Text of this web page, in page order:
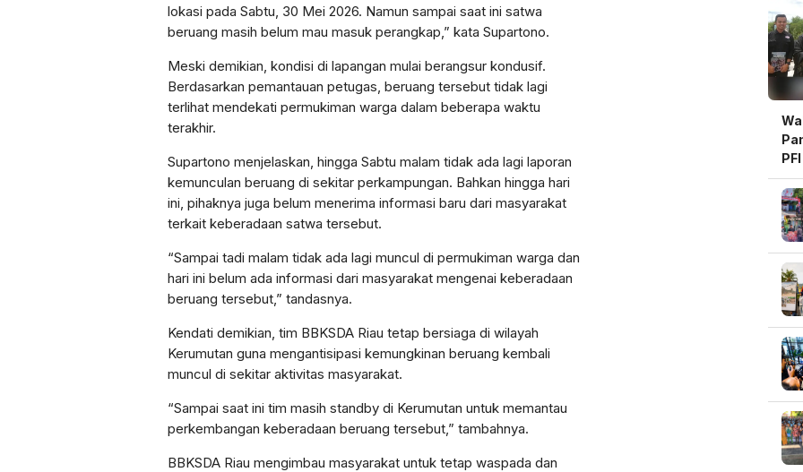
lokasi pada Sabtu, 30 Mei 2026. Namun sampai saat ini satwa
beruang masih belum mau masuk perangkap,” kata Supartono.
Meski demikian, kondisi di lapangan mulai berangsur kondusif.
Berdasarkan pemantauan petugas, beruang tersebut tidak lagi
terlihat mendekati permukiman warga dalam beberapa waktu
terakhir.
Supartono menjelaskan, hingga Sabtu malam tidak ada lagi laporan
kemunculan beruang di sekitar perkampungan. Bahkan hingga hari
ini, pihaknya juga belum menerima informasi baru dari masyarakat
terkait keberadaan satwa tersebut.
“Sampai tadi malam tidak ada lagi muncul di permukiman warga dan
hari ini belum ada informasi dari masyarakat mengenai keberadaan
beruang tersebut,” tandasnya.
Kendati demikian, tim BBKSDA Riau tetap bersiaga di wilayah
Kerumutan guna mengantisipasi kemungkinan beruang kembali
muncul di sekitar aktivitas masyarakat.
“Sampai saat ini tim masih standby di Kerumutan untuk memantau
perkembangan keberadaan beruang tersebut,” tambahnya.
BBKSDA Riau mengimbau masyarakat untuk tetap waspada dan